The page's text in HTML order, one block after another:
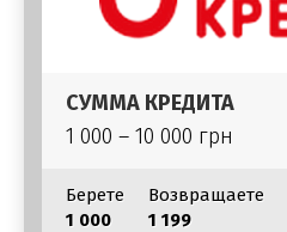
СУММА КРЕДИТА
1 000 – 10 000 грн
Берете
1 000
Возвращаете
1 199